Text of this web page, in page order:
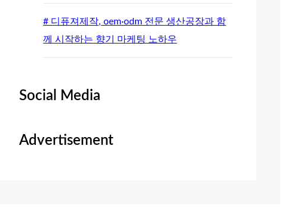
# 디퓨져제작, oem·odm 전문 생산공장과 함
께 시작하는 향기 마케팅 노하우
Social Media
Advertisement